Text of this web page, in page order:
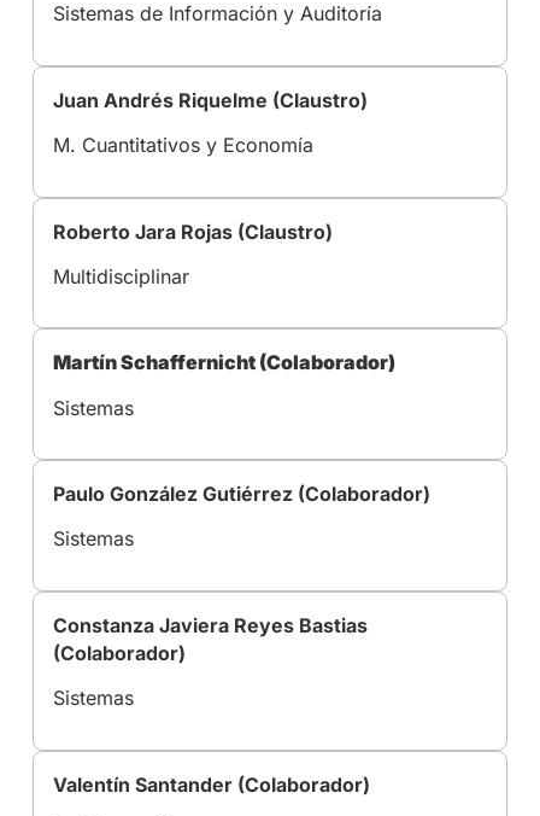
Sistemas de Información y Auditoría
Juan Andrés Riquelme (Claustro)
M. Cuantitativos y Economía
Roberto Jara Rojas (Claustro)
Multidisciplinar
Martín Schaffernicht (Colaborador)
Sistemas
Paulo González Gutiérrez (Colaborador)
Sistemas
Constanza Javiera Reyes Bastias
(Colaborador)
Sistemas
Valentín Santander (Colaborador)